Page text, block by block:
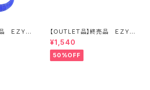
ＥＺＹＤ
ブルー
【OUTLET品】終売品 ＥＺＹＤ
ＯＧ ネオカラー XS ブルー
¥1,540
50%OFF